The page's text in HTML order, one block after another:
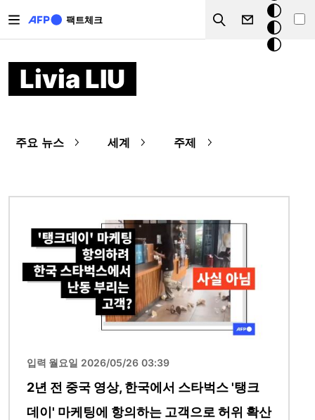
팩트체크
Search
크
모
드
Livia LIU
주요 뉴스 세계 주제
입력 월요일 2026/05/26 03:39
2년 전 중국 영상, 한국에서 스타벅스 '탱크
데이' 마케팅에 항의하는 고객으로 허위 확산